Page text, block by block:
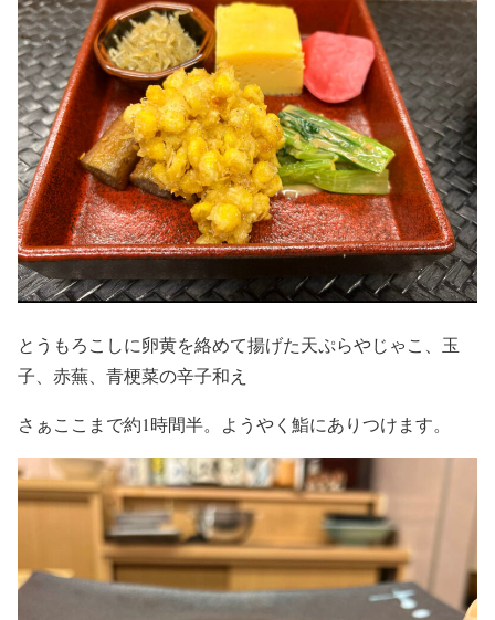
とうもろこしに卵黄を絡めて揚げた天ぷらやじゃこ、玉
子、赤蕪、青梗菜の辛子和え
さぁここまで約1時間半。ようやく鮨にありつけます。